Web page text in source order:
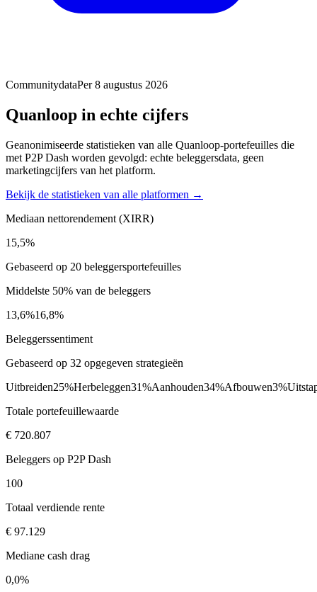
CommunitydataPer 8 augustus 2026
Quanloop in echte cijfers
Geanonimiseerde statistieken van alle Quanloop-portefeuilles die
met P2P Dash worden gevolgd: echte beleggersdata, geen
marketingcijfers van het platform.
Bekijk de statistieken van alle platformen →
Mediaan nettorendement (XIRR)
15,5%
Gebaseerd op 20 beleggersportefeuilles
Middelste 50% van de beleggers
13,6%16,8%
Beleggerssentiment
Gebaseerd op 32 opgegeven strategieën
Uitbreiden25%Herbeleggen31%Aanhouden34%Afbouwen3%
Totale portefeuillewaarde
€ 720.807
Beleggers op P2P Dash
100
Totaal verdiende rente
€ 97.129
Mediane cash drag
0,0%